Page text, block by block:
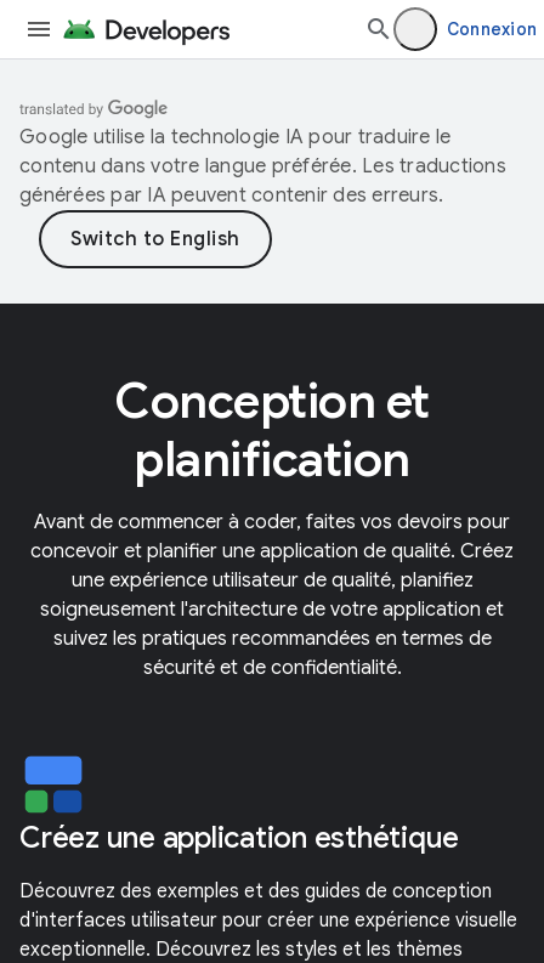
Connexion
Google utilise la technologie IA pour traduire le
contenu dans votre langue préférée. Les traductions
générées par IA peuvent contenir des erreurs.
Conception et
planification
Avant de commencer à coder, faites vos devoirs pour
concevoir et planifier une application de qualité. Créez
une expérience utilisateur de qualité, planifiez
soigneusement l'architecture de votre application et
suivez les pratiques recommandées en termes de
sécurité et de confidentialité.
Créez une application esthétique
Découvrez des exemples et des guides de conception
d'interfaces utilisateur pour créer une expérience visuelle
exceptionnelle. Découvrez les styles et les thèmes